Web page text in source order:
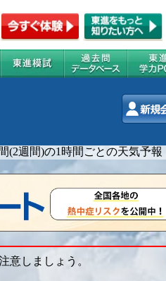
(2週間)の1時間ごとの天気予報
意しましょう。